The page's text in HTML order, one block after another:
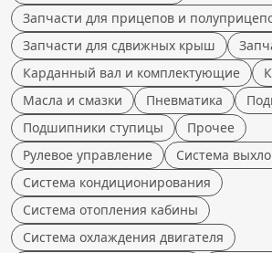
Запчасти для прицепов и
Запчасти для сдвижных крыш
Карданный вал и комплектующие
Масла и смазки
Пневматика
Подшипники ступицы
Прочее
Рулевое управление
Система
Система кондиционирования
Система отопления кабины
Система охлаждения двигателя